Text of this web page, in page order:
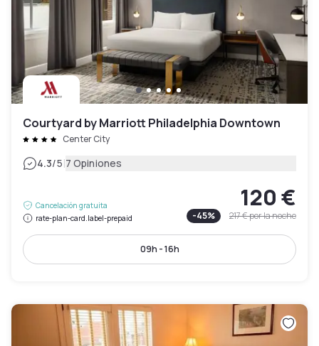
Courtyard by Marriott Philadelphia Downtown
Center City
4.3/5|7 Opiniones
Cancelación gratuita
rate-plan-card.label-prepaid
120 €
-45% 217 €por la noche
09h - 16h